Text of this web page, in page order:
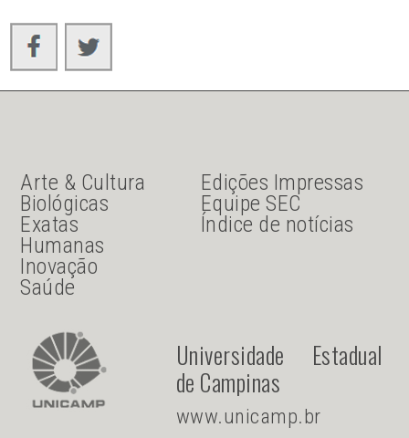
JU Menu acesso rápido
Arte & Cultura
Biológicas
Exatas
Humanas
Inovação
Saúde
JU menu sanduiche
Edições Impressas
Equipe SEC
Índice de notícias
Universidade Estadual
de Campinas
www.unicamp.br